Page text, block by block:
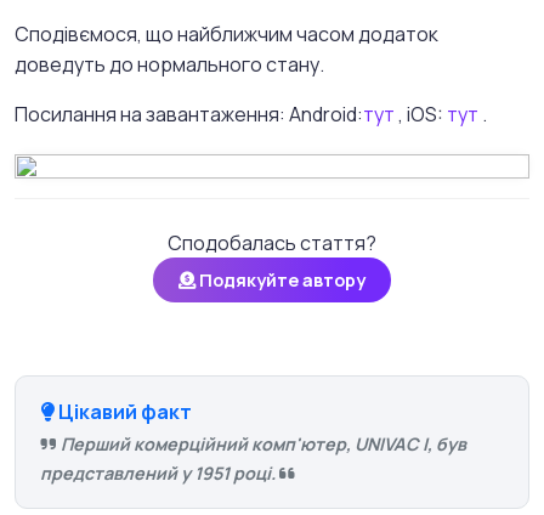
Сподівємося, що найближчим часом додаток
доведуть до нормального стану.
Посилання на завантаження: Android:тут, iOS: тут .
Сподобалась стаття?
Подякуйте автору
Цікавий факт
Перший комерційний комп'ютер, UNIVAC I, був
представлений у 1951 році.